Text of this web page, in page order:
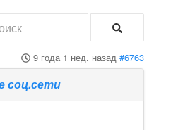
9 года 1 нед. назад #6763
соц.сети